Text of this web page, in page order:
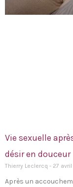
Vie sexuelle
désir en douceur
Thierry Leclercq 27
Après un